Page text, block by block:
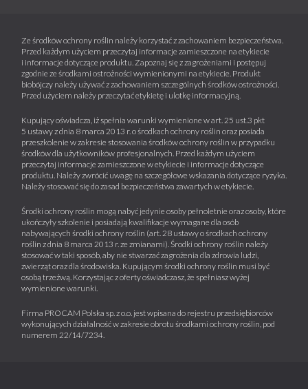
Ze środków ochrony roślin należy korzystać z zachowaniem bezpieczeństwa.
Przed każdym użyciem przeczytaj informacje zamieszczone na etykiecie
i informacje dotyczące produktu. Zapoznaj się z zagrożeniami i postępuj
zgodnie ze środkami ostrożności wymienionymi na etykiecie. Produkt
biobójczy należy używać z zachowaniem szczególnych środków ostrożności.
Przed użyciem należy przeczytać etykietę i ulotkę informacyjną.
Kupujący oświadcza, iż spełnia warunki wymienione w art. 25 ust.3 pkt
5 ustawy z dnia 8 marca 2013 r. o środkach ochrony roślin oraz posiada
przeszkolenie w zakresie stosowania środków ochrony roślin w przypadku
środków dla użytkowników profesjonalnych. Przed każdym użyciem
przeczytaj informacje zamieszczone w etykiecie i informacje dotyczące
produktu. Należy zwrócić uwagę na szczegółowe wskazania dotyczące ryzyka.
Należy stosować się do zasad bezpieczeństwa zawartych w etykiecie.
Środki ochrony roślin mogą nabyć jedynie osoby pełnoletnie oraz osoby, które
ukończyły szkolenie i posiadają kwalifikacje wymagane dla osób
nabywających środki ochrony roślin (art. 28 ustawy o środkach ochrony
roślin z dnia 8 marca 2013 r. ze zmianami). Środki ochrony roślin należy
stosować w taki sposób, aby nie stwarzać zagrożenia dla zdrowia ludzi,
zwierząt oraz dla środowiska. Kupującym środki ochrony roślin musi być
osobą trzeźwą. Korzystając z oferty oświadczasz, że spełniasz wyżej
wymienione warunki.
Firma PROCAM Polska sp. z o.o. jest wpisana do rejestru przedsiębiorców
wykonujących działalność w zakresie obrotu środkami ochrony roślin, pod
numerem 22/14/7234.